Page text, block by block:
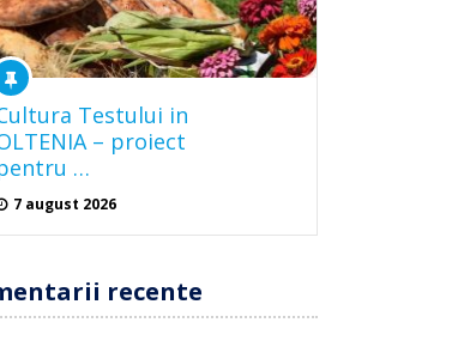
Testului in
– proiect
…
7 august 2026
recente